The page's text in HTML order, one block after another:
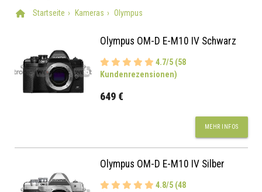
Startseite Kameras Olympus
Olympus OM-D E-M10 IV Schwarz
4.7/5 (58
Kundenrezensionen)
649 €
MEHR INFOS
Olympus OM-D E-M10 IV Silber
4.8/5 (48